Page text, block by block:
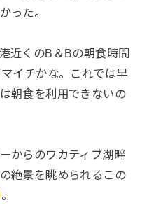
った。
近くのB＆Bの朝食時間
イチかな。これでは早
朝食を利用できないの
からのワカティブ湖畔
絶景を眺められるこの
。